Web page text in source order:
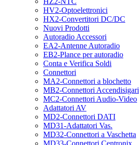
HV2-Optoelettronici
HX2-Convertitori DC/DC
Nuovi Prodotti
Autoradio Accessori
EA2-Antenne Autoradio
EB2-Plance per autoradio
Conta e Verifica Soldi
Connettori
MA2-Connettori a blochetto
MB2-Connettori Accendisigari
MC2-Connettori Audio-Video
Adattatori AV
MD2-Connettori DATI
MD31-Adattatori Vas.
MD32-Connettori a Vaschetta
MD33-Connettori Centronix